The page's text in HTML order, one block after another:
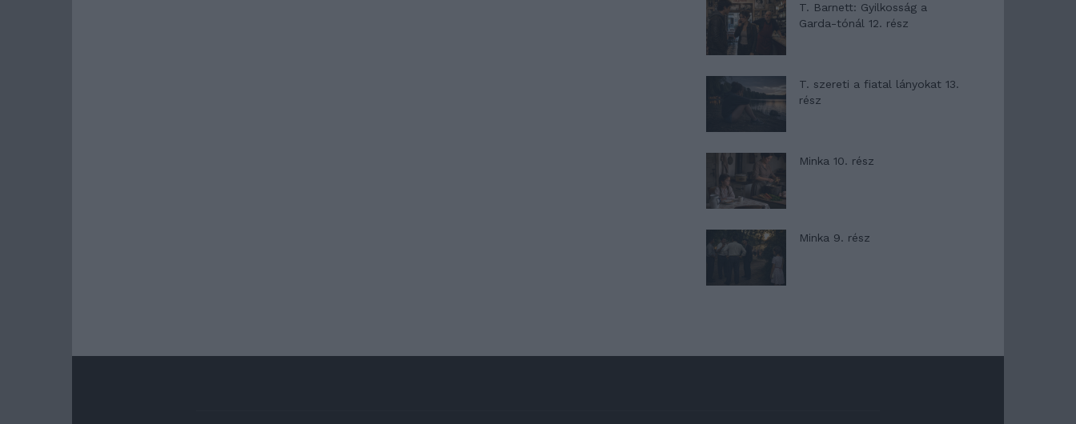
T. Barnett: Gyilkosság a
Garda-tónál 12. rész
T. szereti a fiatal lányokat 13.
rész
Minka 10. rész
Minka 9. rész